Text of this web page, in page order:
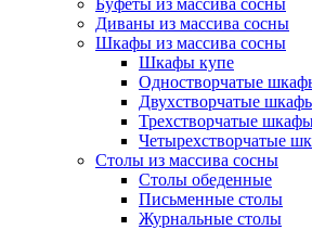
Буфеты из массива сосны
Диваны из массива сосны
Шкафы из массива сосны
Шкафы купе
Одностворчатые
Двухстворчатые
Трехстворчатые
Четырехстворчатые
Столы из массива сосны
Столы обеденные
Письменные столы
Журнальные столы